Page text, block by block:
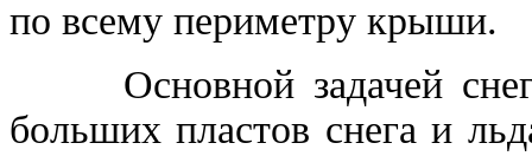
по всему периметру крыши.
Основной задачей
больших пластов снега и